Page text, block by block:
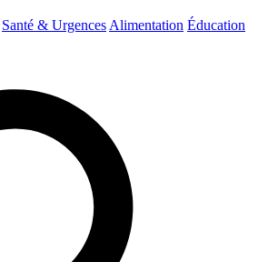
Santé & Urgences Alimentation Éducation